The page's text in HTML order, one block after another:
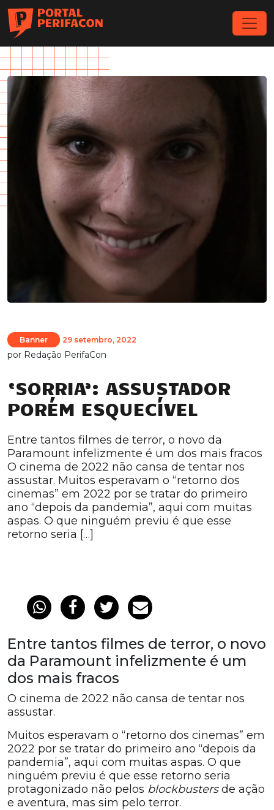
Banner 29 setembro, 2022
por Redação PerifaCon
‘SORRIA’: ASSUSTADOR
PORÉM ESQUECÍVEL
Entre tantos filmes de terror, o novo da
Paramount infelizmente é um dos mais fracos
O cinema de 2022 não cansa de tentar nos
assustar. Muitos esperavam o “retorno dos
cinemas” em 2022 por se tratar do primeiro
ano “depois da pandemia”, aqui com muitas
aspas. O que ninguém previu é que esse
retorno seria […]
Entre tantos filmes de terror, o novo
da Paramount infelizmente é um
dos mais fracos
O cinema de 2022 não cansa de tentar nos
assustar.
Muitos esperavam o “retorno dos cinemas” em
2022 por se tratar do primeiro ano “depois da
pandemia”, aqui com muitas aspas. O que
ninguém previu é que esse retorno seria
protagonizado não pelos blockbustersde ação
e aventura, mas sim pelo terror.